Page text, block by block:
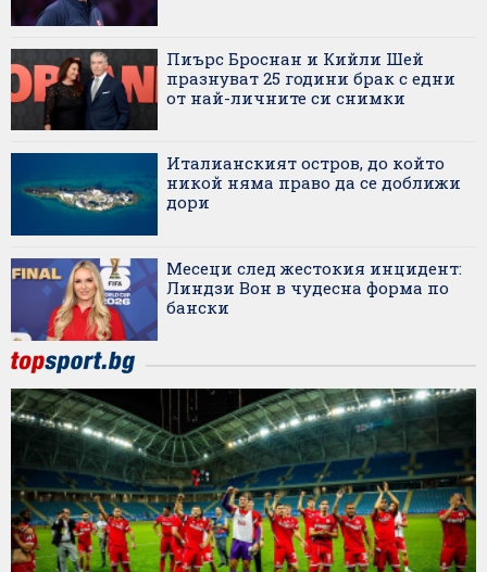
Пиърс Броснан и Кийли Шей
празнуват 25 години брак с едни
от най-личните си снимки
Италианският остров, до който
никой няма право да се доближи
дори
Месеци след жестокия инцидент:
Линдзи Вон в чудесна форма по
бански